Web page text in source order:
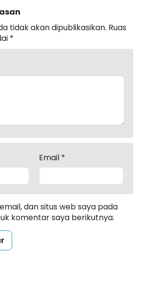
tidak akan dipublikasikan. Ruas
*
Email *
dan situs web saya pada
komentar saya berikutnya.